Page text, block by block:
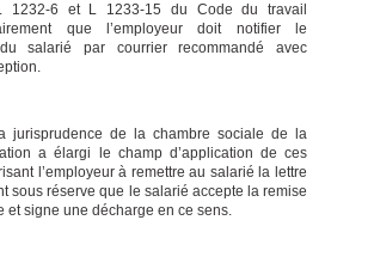
1232-6 et L 1233-15 du Code du travail
que l’employeur doit notifier le
du salarié par courrier recommandé avec
jurisprudence de la chambre sociale de la
a élargi le champ d’application de ces
l’employeur à remettre au salarié la lettre
sous réserve que le salarié accepte la remise
et signe une décharge en ce sens.